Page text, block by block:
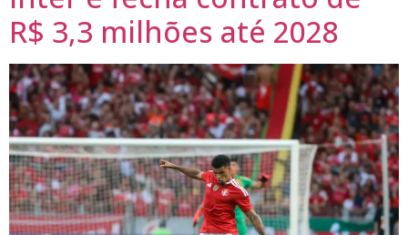
R$ 3,3 milhões até 2028